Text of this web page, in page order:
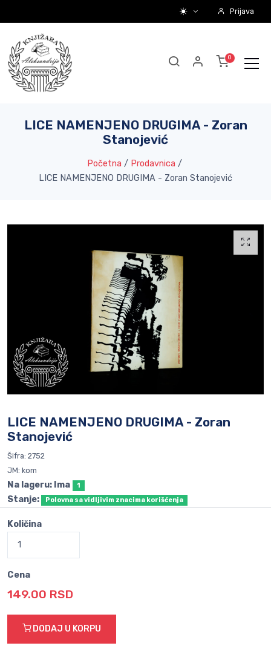
Prijava
LICE NAMENJENO DRUGIMA - Zoran
Stanojević
Početna / Prodavnica /
LICE NAMENJENO DRUGIMA - Zoran Stanojević
LICE NAMENJENO DRUGIMA - Zoran
Stanojević
Šifra: 2752
JM: kom
Na lageru: Ima 1
Stanje: Polovna sa vidljivim znacima korišćenja
Količina
Cena
149.00 RSD
DODAJ U KORPU